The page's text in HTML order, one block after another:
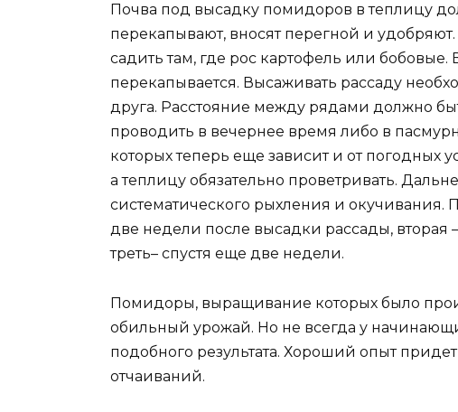
Почва под высадку помидоров в теплицу
перекапывают, вносят перегной и
садить там, где рос картофель или
перекапывается. Высаживать рассаду
друга. Расстояние между рядами должно
проводить в вечернее время либо в
которых теперь еще зависит и от погодных
а теплицу обязательно проветривать.
систематического рыхления и окучивания.
две недели после высадки рассады,
треть– спустя еще две недели.
Помидоры, выращивание которых было
обильный урожай. Но не всегда у
подобного результата. Хороший опыт
отчаиваний.